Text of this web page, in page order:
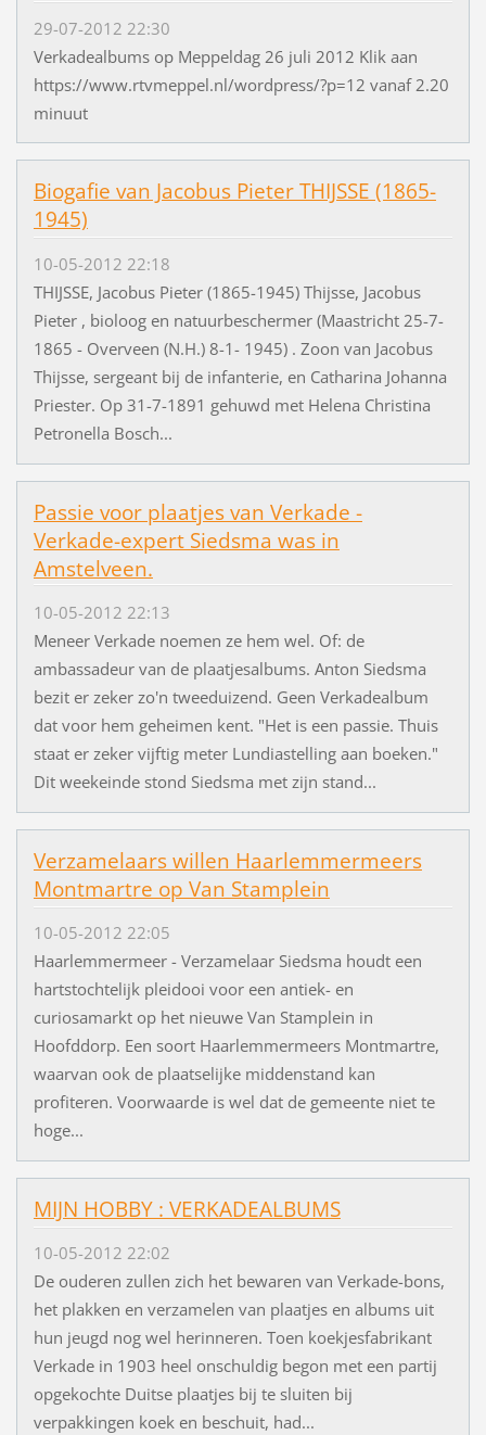
29-07-2012 22:30
Verkadealbums op Meppeldag 26 juli 2012 Klik aan
https://www.rtvmeppel.nl/wordpress/?p=12 vanaf 2.20
minuut
Biogafie van Jacobus Pieter THIJSSE (1865-
1945)
10-05-2012 22:18
THIJSSE, Jacobus Pieter (1865-1945) Thijsse, Jacobus
Pieter , bioloog en natuurbeschermer (Maastricht 25-7-
1865 - Overveen (N.H.) 8-1- 1945) . Zoon van Jacobus
Thijsse, sergeant bij de infanterie, en Catharina Johanna
Priester. Op 31-7-1891 gehuwd met Helena Christina
Petronella Bosch...
Passie voor plaatjes van Verkade -
Verkade-expert Siedsma was in
Amstelveen.
10-05-2012 22:13
Meneer Verkade noemen ze hem wel. Of: de
ambassadeur van de plaatjesalbums. Anton Siedsma
bezit er zeker zo'n tweeduizend. Geen Verkadealbum
dat voor hem geheimen kent. "Het is een passie. Thuis
staat er zeker vijftig meter Lundiastelling aan boeken."
Dit weekeinde stond Siedsma met zijn stand...
Verzamelaars willen Haarlemmermeers
Montmartre op Van Stamplein
10-05-2012 22:05
Haarlemmermeer - Verzamelaar Siedsma houdt een
hartstochtelijk pleidooi voor een antiek- en
curiosamarkt op het nieuwe Van Stamplein in
Hoofddorp. Een soort Haarlemmermeers Montmartre,
waarvan ook de plaatselijke middenstand kan
profiteren. Voorwaarde is wel dat de gemeente niet te
hoge...
MIJN HOBBY : VERKADEALBUMS
10-05-2012 22:02
De ouderen zullen zich het bewaren van Verkade-bons,
het plakken en verzamelen van plaatjes en albums uit
hun jeugd nog wel herinneren. Toen koekjesfabrikant
Verkade in 1903 heel onschuldig begon met een partij
opgekochte Duitse plaatjes bij te sluiten bij
verpakkingen koek en beschuit, had...